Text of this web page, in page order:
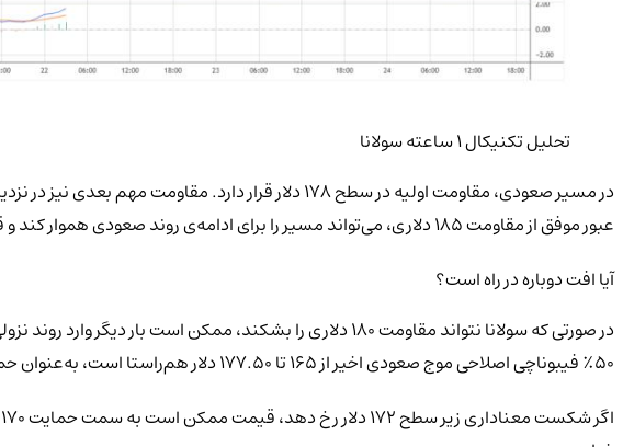
تحلیل تکنیکال ۱ ساعته سولانا
عبور موفق از مقاومت ۱۸۵ دلاری، می‌تواند مسیر را برای ادامه‌ی روند صعودی هموار کند و قیمت را به سمت سطح‌های کلیدی ۱۹۲ و حتی ۲۰۰ دلار سوق دهد.
آیا افت دوباره در راه است؟
۵۰٪ فیبوناچی اصلاحی موج صعودی اخیر از ۱۶۵ تا ۱۷۷.۵۰ دلار هم‌راستا است، به‌عنوان حمایت مهم‌تری عمل می‌کند.